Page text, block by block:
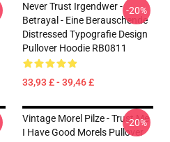
Never Trust Irgendwer -
Betrayal - Eine Berauschende
Distressed Typografie Design
Pullover Hoodie RB0811
33,93 £ - 39,46 £
-20%
Vintage Morel Pilze - Trust Me
I Have Good Morels Pullover
-20%